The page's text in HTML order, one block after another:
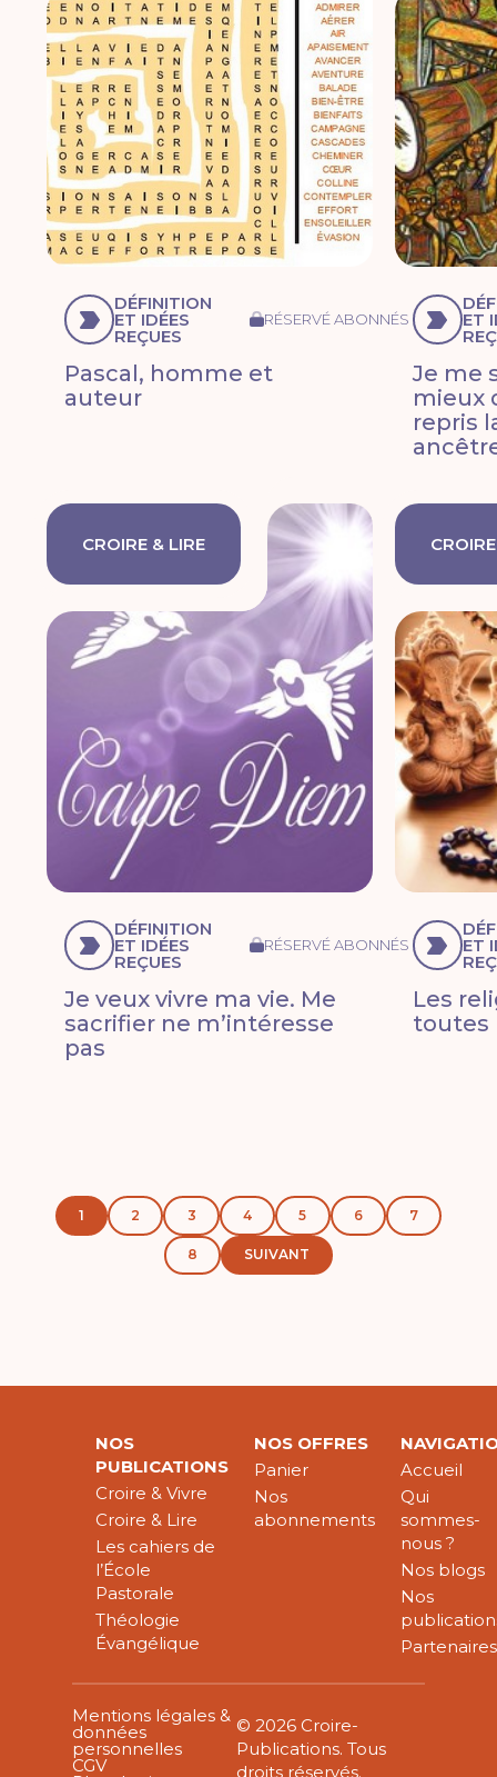
DÉFINITION
ET IDÉES
REÇUES
RÉSERVÉ ABONNÉS
Pascal, homme et
auteur
ET
Je me
mieux
repris
CROIRE & LIRE
DÉFINITION
ET IDÉES
REÇUES
RÉSERVÉ ABONNÉS
Je veux vivre ma vie. Me
sacrifier ne m’intéresse
pas
ET
Les
toutes
1 2 3 4 5 6 7
8 SUIVANT
NOS
PUBLICATIONS
Croire & Vivre
Croire & Lire
Les cahiers de
l’École
Pastorale
Théologie
Évangélique
NOS OFFRES
Panier
Nos
abonnements
Accueil
Qui
sommes-
nous ?
Nos blogs
Nos
Partenaires
Mentions légales &
données
personnelles
CGV
© 2026 Croire-
Publications. Tous
droits réservés.